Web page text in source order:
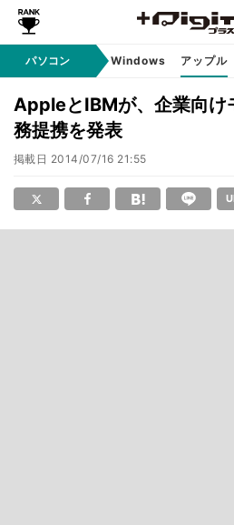
パソコン Windows アップル
AppleとIBMが、企業向け
務提携を発表
掲載日 2014/07/16 21:55